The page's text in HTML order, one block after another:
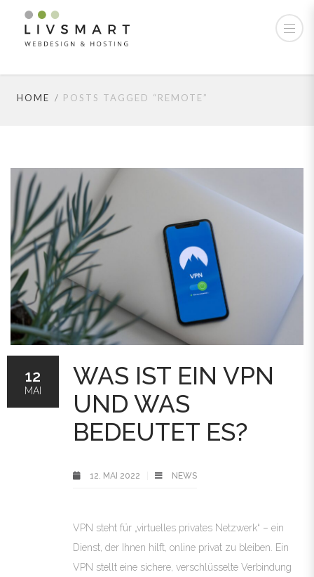
Remote Archives -
HOME POSTS TAGGED “REMOTE”
WAS IST EIN VPN
UND WAS
BEDEUTET ES?
12. MAI 2022 NEWS
VPN steht für „virtuelles privates Netzwerk“ – ein
Dienst, der Ihnen hilft, online privat zu bleiben. Ein
VPN stellt eine sichere, verschlüsselte Verbindung
12
MAI